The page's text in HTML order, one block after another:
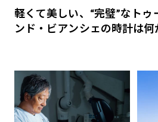
軽くて美しい、“完璧”なトゥ
ンド・ビアンシェの時計は何